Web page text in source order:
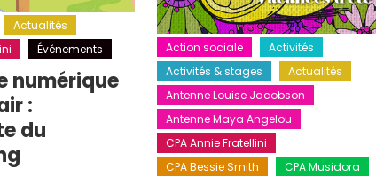
Actualités
Événements
numérique
:
du
Action sociale
Activités
Activités & stages
Actualités
Antenne Louise Jacobson
Antenne Maya Angelou
CPA Annie Fratellini
CPA Bessie Smith
CPA Musidora